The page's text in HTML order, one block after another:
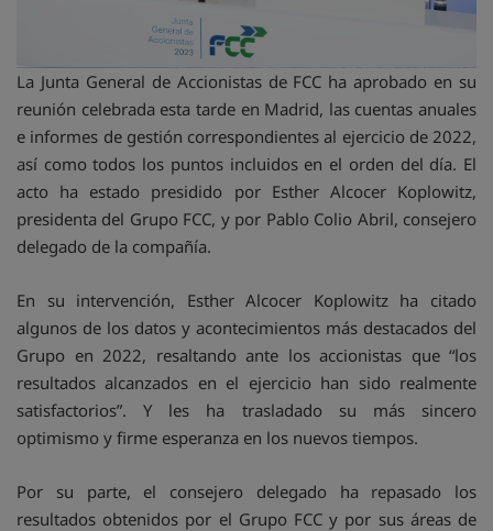
La Junta General de Accionistas de FCC ha aprobado en su
reunión celebrada esta tarde en Madrid, las cuentas anuales
e informes de gestión correspondientes al ejercicio de 2022,
así como todos los puntos incluidos en el orden del día. El
acto ha estado presidido por Esther Alcocer Koplowitz,
presidenta del Grupo FCC, y por Pablo Colio Abril, consejero
delegado de la compañía.
En su intervención, Esther Alcocer Koplowitz ha citado
algunos de los datos y acontecimientos más destacados del
Grupo en 2022, resaltando ante los accionistas que “los
resultados alcanzados en el ejercicio han sido realmente
satisfactorios”. Y les ha trasladado su más sincero
optimismo y firme esperanza en los nuevos tiempos.
Por su parte, el consejero delegado ha repasado los
resultados obtenidos por el Grupo FCC y por sus áreas de